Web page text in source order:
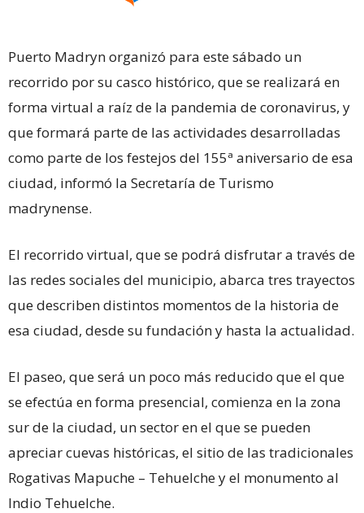
Puerto Madryn organizó para este sábado un
recorrido por su casco histórico, que se realizará en
forma virtual a raíz de la pandemia de coronavirus, y
que formará parte de las actividades desarrolladas
como parte de los festejos del 155ª aniversario de esa
ciudad, informó la Secretaría de Turismo
madrynense.
El recorrido virtual, que se podrá disfrutar a través de
las redes sociales del municipio, abarca tres trayectos
que describen distintos momentos de la historia de
esa ciudad, desde su fundación y hasta la actualidad.
El paseo, que será un poco más reducido que el que
se efectúa en forma presencial, comienza en la zona
sur de la ciudad, un sector en el que se pueden
apreciar cuevas históricas, el sitio de las tradicionales
Rogativas Mapuche – Tehuelche y el monumento al
Indio Tehuelche.